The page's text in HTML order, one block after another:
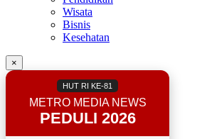
Wisata
Bisnis
Kesehatan
×
HUT RI KE-81
METRO MEDIA NEWS
PEDULI 2026